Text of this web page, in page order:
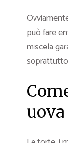
può fare
miscela